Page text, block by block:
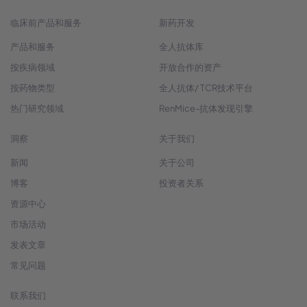
临床前产品和服务
产品和服务
按疾病领域
按药物类型
热门研究领域
新药开发
全人抗体库
开放合作的资产
全人抗体/ TCR技术平台
RenMice-抗体发现引擎
洞察
新闻
博客
资源中心
市场活动
发表文章
常见问题
关于我们
关于公司
投资者关系
联系我们